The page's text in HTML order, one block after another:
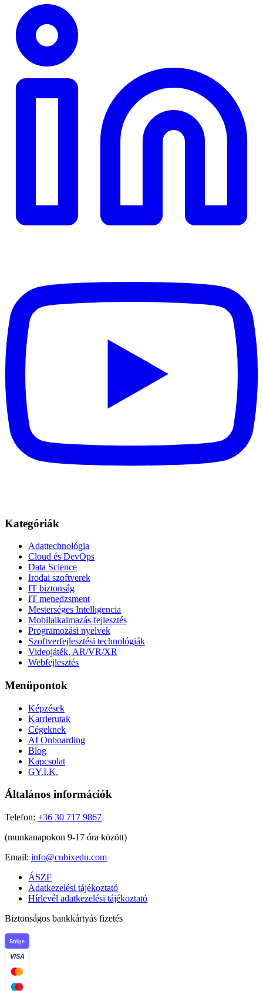
Kategóriák
Adattechnológia
Cloud és DevOps
Data Science
Irodai szoftverek
IT biztonság
IT menedzsment
Mesterséges Intelligencia
Mobilalkalmazás fejlesztés
Programozási nyelvek
Szoftverfejlesztési technológiák
Videojáték, AR/VR/XR
Webfejlesztés
Menüpontok
Képzések
Karrierutak
Cégeknek
AI Onboarding
Blog
Kapcsolat
GY.I.K.
Általános információk
Telefon: +36 30 717 9867
(munkanapokon 9-17 óra között)
Email: info@cubixedu.com
ÁSZF
Adatkezelési tájékoztató
Hírlevél adatkezelési tájékoztató
Biztonságos bankkártyás fizetés
Stripe
VISA